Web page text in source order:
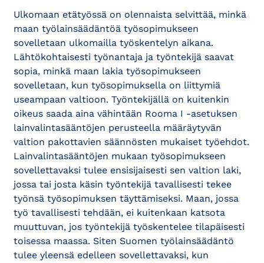
Ulkomaan etätyössä on olennaista selvittää, minkä
maan työlainsäädäntöä työsopimukseen
sovelletaan ulkomailla työskentelyn aikana.
Lähtökohtaisesti työnantaja ja työntekijä saavat
sopia, minkä maan lakia työsopimukseen
sovelletaan, kun työsopimuksella on liittymiä
useampaan valtioon. Työntekijällä on kuitenkin
oikeus saada aina vähintään Rooma I -asetuksen
lainvalintasääntöjen perusteella määräytyvän
valtion pakottavien säännösten mukaiset työehdot.
Lainvalintasääntöjen mukaan työsopimukseen
sovellettavaksi tulee ensisijaisesti sen valtion laki,
jossa tai josta käsin työntekijä tavallisesti tekee
työnsä työsopimuksen täyttämiseksi. Maan, jossa
työ tavallisesti tehdään, ei kuitenkaan katsota
muuttuvan, jos työntekijä työskentelee tilapäisesti
toisessa maassa. Siten Suomen työlainsäädäntö
tulee yleensä edelleen sovellettavaksi, kun